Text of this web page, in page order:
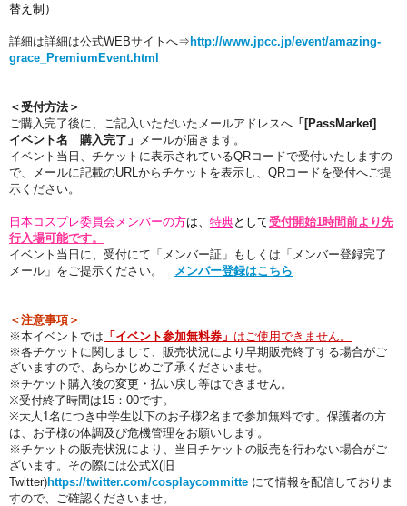
替え制）
詳細は詳細は公式WEBサイトへ⇒ http://www.jpcc.jp/event/amazing-
grace_PremiumEvent.html
＜受付方法＞
ご購入完了後に、ご記入いただいたメールアドレスへ 「[PassMarket]
イベント名 購入完了」 メールが届きます。
イベント当日、チケットに表示されているQRコードで受付いたしますの
で、メールに記載のURLからチケットを表示し、QRコードを受付へご提
示ください。
日本コスプレ委員会メンバーの方は、 特典として受付開始1時間前より先
行入場可能です。
イベント当日に、受付にて「メンバー証」もしくは「メンバー登録完了
メール」をご提示ください。 メンバー登録はこちら
＜注意事項＞
※本イベントでは 「イベント参加無料券」 はご使用できません。
※各チケットに関しまして、販売状況により早期販売終了する場合がご
ざいますので、あらかじめご了承くださいませ。
※チケット購入後の変更・払い戻し等はできません。
※受付終了時間は15：00です。
※大人1名につき中学生以下のお子様2名まで参加無料です。保護者の方
は、お子様の体調及び危機管理をお願いします。
※チケットの販売状況により、当日チケットの販売を行わない場合がご
ざいます。その際には公式X(旧
Twitter)https://twitter.com/cosplaycommitte にて情報を配信しておりま
すので、ご確認くださいませ。